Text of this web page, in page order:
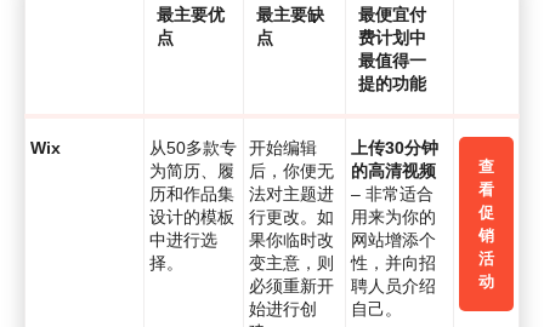
最主要优
点
最主要缺
点
最便宜付
费计划中
最值得一
提的功能
Wix
从50多款专
为简历、履
历和作品集
设计的模板
中进行选
择。
开始编辑
后，你便无
法对主题进
行更改。如
果你临时改
变主意，则
必须重新开
始进行创
上传30分钟
的高清视频
– 非常适合
用来为你的
网站增添个
性，并向招
聘人员介绍
自己。
查
看
促
销
活
动